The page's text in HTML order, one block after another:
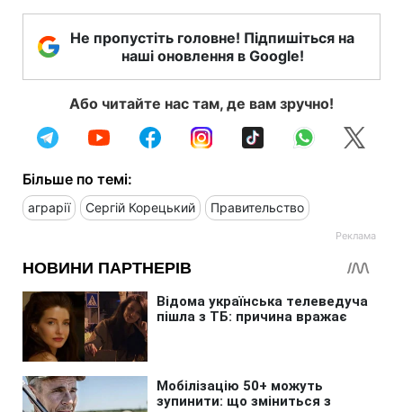
Не пропустіть головне! Підпишіться на
наші оновлення в Google!
Або читайте нас там, де вам зручно!
Більше по темі:
аграрії Сергій Корецький Правительство